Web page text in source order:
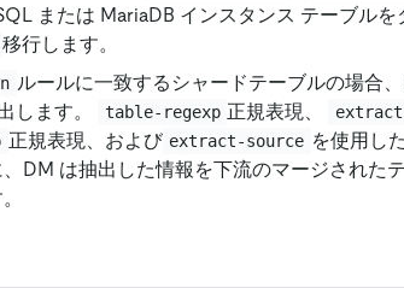
または MariaDB インスタンス テーブルを
移行します。
ルールに一致するシャードテーブルの場合
します。 table-regexp 正規表現、
正規表現、および extract-source を使用し
DM は抽出した情報を下流のマージされた